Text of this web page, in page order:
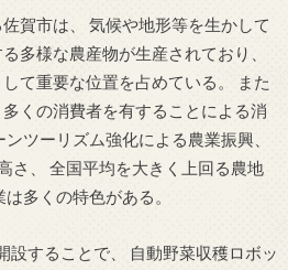
賀市は、 気候や地形等を生かして
多様な農産物が生産されており、
て重要な位置を占めている。 また
くの消費者を有することによる消
ツーリズム強化による農業振興、
さ、 全国平均を大きく上回る農地
多くの特色がある。
することで、 自動野菜収穫ロボッ